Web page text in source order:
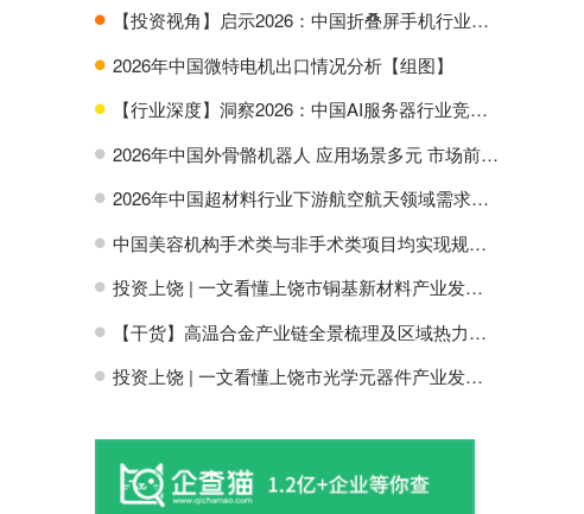
H 【投资视角】启示2026：中国折叠屏手机行业投融资及兼并重组分析
H 2026年中国微特电机出口情况分析【组图】
H 【行业深度】洞察2026：中国AI服务器行业竞争格局及市场份额
H 2026年中国外骨骼机器人 应用场景多元 市场前景广阔【组图】
H 2026年中国超材料行业下游航空航天领域需求分析【组图】
H 中国美容机构手术类与非手术类项目均实现规模增长【组图】
H 投资上饶 | 一文看懂上饶市铜基新材料产业发展现状与投资机会前瞻
H 【干货】高温合金产业链全景梳理及区域热力地图
H 投资上饶 | 一文看懂上饶市光学元器件产业发展现状与投资机会前瞻